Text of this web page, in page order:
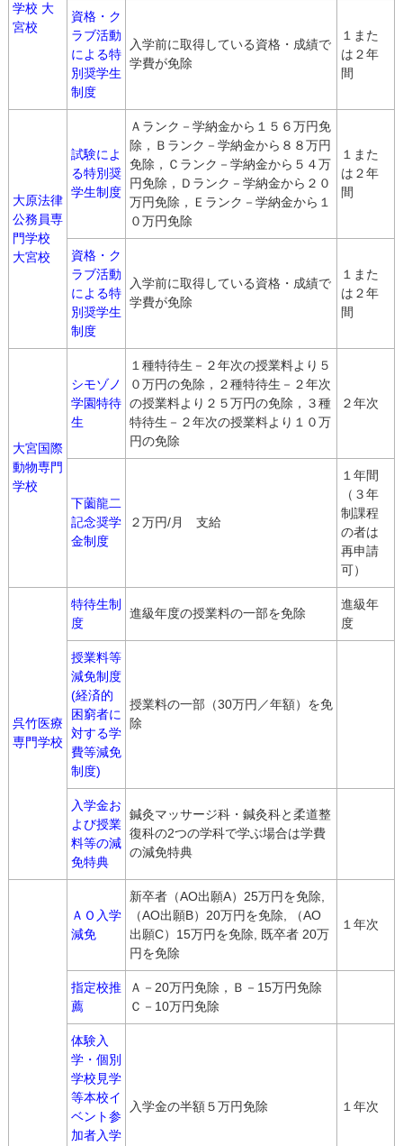
学校 大
宮校
資格・ク
ラブ活動
による特
別奨学生
制度
入学前に取得している資格・成績で
学費が免除
１また
は２年
間
大原法律
公務員専
門学校
大宮校
試験によ
る特別奨
学生制度
Ａランク－学納金から１５６万円免
除，Ｂランク－学納金から８８万円
免除，Ｃランク－学納金から５４万
円免除，Ｄランク－学納金から２０
万円免除，Ｅランク－学納金から１
０万円免除
１また
は２年
間
資格・ク
ラブ活動
による特
別奨学生
制度
入学前に取得している資格・成績で
学費が免除
１また
は２年
間
大宮国際
動物専門
学校
シモゾノ
学園特待
生
１種特待生－２年次の授業料より５
０万円の免除，２種特待生－２年次
の授業料より２５万円の免除，３種
特待生－２年次の授業料より１０万
円の免除
２年次
下薗龍二
記念奨学
金制度
２万円/月 支給
１年間
（３年
制課程
の者は
再申請
可）
呉竹医療
専門学校
特待生制
度
進級年度の授業料の一部を免除
進級年
度
授業料等
減免制度
(経済的
困窮者に
対する学
費等減免
制度)
授業料の一部（30万円／年額）を免
除
入学金お
よび授業
料等の減
免特典
鍼灸マッサージ科・鍼灸科と柔道整
復科の2つの学科で学ぶ場合は学費
の減免特典
ＡＯ入学
減免
新卒者（AO出願A）25万円を免除,
（AO出願B）20万円を免除, （AO
出願C）15万円を免除, 既卒者 20万
円を免除
１年次
指定校推
薦
Ａ－20万円免除，Ｂ－15万円免除
Ｃ－10万円免除
体験入
学・個別
学校見学
等本校イ
ベント参
加者入学
入学金の半額５万円免除 １年次